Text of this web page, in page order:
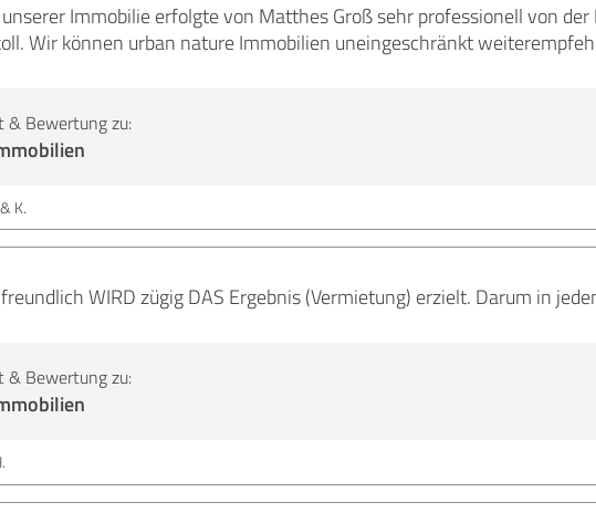
Immobilie erfolgte von Matthes Groß sehr professionell von der
Wir können urban nature Immobilien uneingeschränkt
& Bewertung zu:
K.
WIRD zügig DAS Ergebnis (Vermietung) erzielt. Darum in
& Bewertung zu: